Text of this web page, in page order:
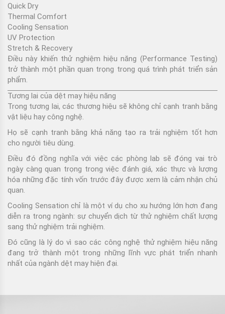
Quick Dry
Thermal Comfort
Cooling Sensation
UV Protection
Stretch & Recovery
Điều này khiến thử nghiệm hiệu năng (Performance Testing)
trở thành một phần quan trọng trong quá trình phát triển sản
phẩm.
Tương lai của dệt may hiệu năng
Trong tương lai, các thương hiệu sẽ không chỉ cạnh tranh bằng
vật liệu hay công nghệ.
Họ sẽ cạnh tranh bằng khả năng tạo ra trải nghiệm tốt hơn
cho người tiêu dùng.
Điều đó đồng nghĩa với việc các phòng lab sẽ đóng vai trò
ngày càng quan trọng trong việc đánh giá, xác thực và lượng
hóa những đặc tính vốn trước đây được xem là cảm nhận chủ
quan.
Cooling Sensation chỉ là một ví dụ cho xu hướng lớn hơn đang
diễn ra trong ngành: sự chuyển dịch từ thử nghiệm chất lượng
sang thử nghiệm trải nghiệm.
Đó cũng là lý do vì sao các công nghệ thử nghiệm hiệu năng
đang trở thành một trong những lĩnh vực phát triển nhanh
nhất của ngành dệt may hiện đại.